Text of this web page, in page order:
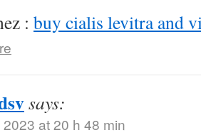
: buy cialis levitra and
says:
at 20 h 48 min